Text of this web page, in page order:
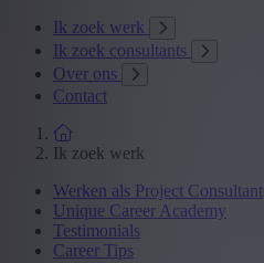
Ik zoek werk
Ik zoek consultants
Over ons
Contact
Ik zoek werk
Werken als Project Consultant
Unique Career Academy
Testimonials
Career Tips